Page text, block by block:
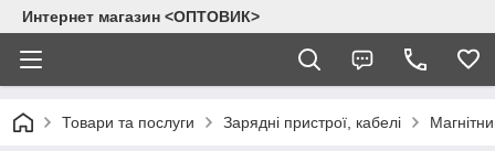
Интернет магазин <ОПТОВИК>
Товари та послуги Зарядні пристрої, кабелі